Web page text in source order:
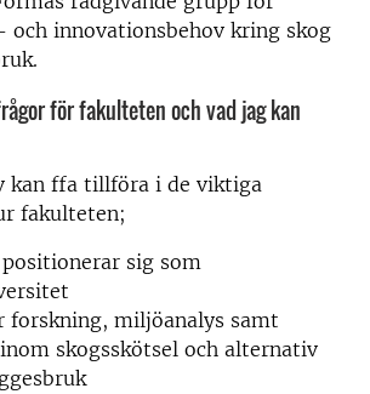
och innovationsbehov kring skog
för fakulteten och vad jag kan
kan ffa tillföra i de viktiga
fakulteten;
sig som
forskning, miljöanalys samt
skogsskötsel och alternativ